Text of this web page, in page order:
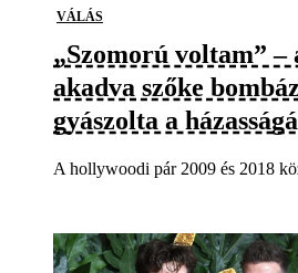
VÁLÁS
„Szomorú voltam”
akadva szőke
gyászolta a
A hollywoodi pár 2009 és 2018